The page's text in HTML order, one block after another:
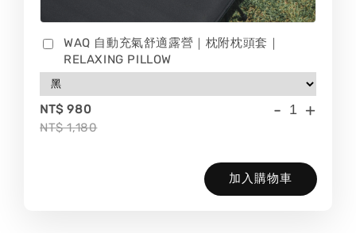
WAQ 自動充氣舒適露營｜枕附枕頭套｜
RELAXING PILLOW
NT$ 980
NT$ 1,180
- +
加入購物車